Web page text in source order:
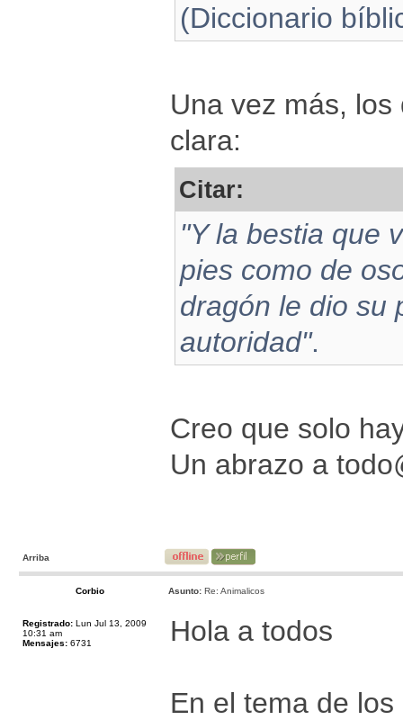
(Diccionario
Una vez más,
clara:
Citar:
"Y la bestia que
pies como de
dragón le dio su
autoridad".
Creo que solo
Un abrazo a
Arriba
Corbio Asunto: Re: Animalicos
Registrado: Lun Jul 13, 2009
10:31 am
Mensajes: 6731 Hola a todos
En el tema de